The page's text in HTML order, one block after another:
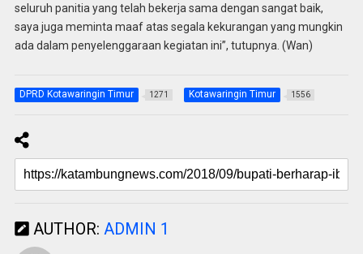
seluruh panitia yang telah bekerja sama dengan sangat baik,
saya juga meminta maaf atas segala kekurangan yang mungkin
ada dalam penyelenggaraan kegiatan ini”, tutupnya. (Wan)
DPRD Kotawaringin Timur 1271 Kotawaringin Timur 1556
AUTHOR: ADMIN 1